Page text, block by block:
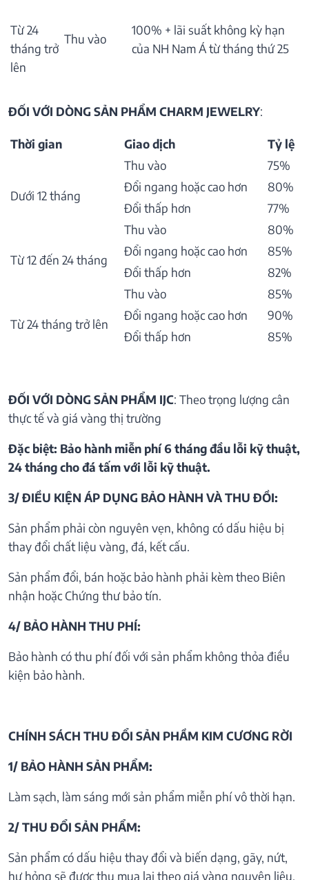
Từ 24
tháng trở
lên
Thu vào
100% + lãi suất không kỳ hạn
của NH Nam Á từ tháng thứ 25
ĐỐI VỚI DÒNG SẢN PHẨM CHARM JEWELRY:
Thời gian Giao dịch Tỷ lệ
Dưới 12 tháng
Thu vào
75%
Đổi ngang hoặc cao hơn
80%
Đổi thấp hơn
77%
Từ 12 đến 24 tháng
Thu vào
80%
Đổi ngang hoặc cao hơn
85%
Đổi thấp hơn
82%
Từ 24 tháng trở lên
Thu vào
85%
Đổi ngang hoặc cao hơn
90%
Đổi thấp hơn
85%
ĐỐI VỚI DÒNG SẢN PHẨM IJC: Theo trọng lượng cân
thực tế và giá vàng thị trường
Đặc biệt: Bảo hành miễn phí 6 tháng đầu lỗi kỹ thuật,
24 tháng cho đá tấm với lỗi kỹ thuật.
3/ ĐIỀU KIỆN ÁP DỤNG BẢO HÀNH VÀ THU ĐỒI:
Sản phẩm phải còn nguyên vẹn, không có dấu hiệu bị
thay đổi chất liệu vàng, đá, kết cấu.
Sản phẩm đổi, bán hoặc bảo hành phải kèm theo Biên
nhận hoặc Chứng thư bảo tín.
4/ BẢO HÀNH THU PHÍ:
Bảo hành có thu phí đối với sản phẩm không thỏa điều
kiện bảo hành.
CHÍNH SÁCH THU ĐỔI SẢN PHẦM KIM CƯƠNG RỜI
1/ BẢO HÀNH SẢN PHẨM:
Làm sạch, làm sáng mới sản phẩm miễn phí vô thời hạn.
2/ THU ĐỔI SẢN PHẨM:
Sản phẩm có dấu hiệu thay đổi và biến dạng, gãy, nứt,
hư hỏng sẽ được thu mua lại theo giá vàng nguyên liệu.